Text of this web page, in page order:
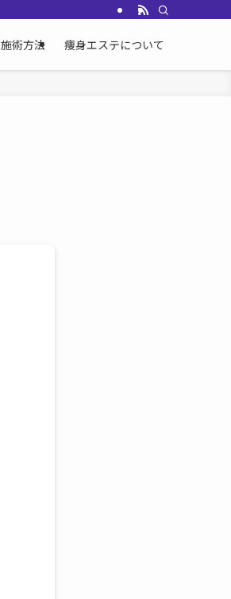
施術方法 痩身エステについて